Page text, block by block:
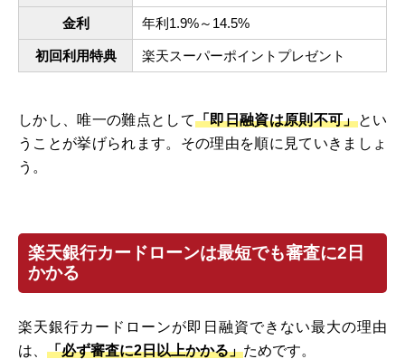
金利 年利1.9%～14.5%
初回利用特典 楽天スーパーポイントプレゼント
しかし、唯一の難点として「即日融資は原則不可」とい
うことが挙げられます。その理由を順に見ていきましょ
う。
楽天銀行カードローンは最短でも審査に2日
かかる
楽天銀行カードローンが即日融資できない最大の理由
は、 「必ず審査に2日以上かかる」ためです。